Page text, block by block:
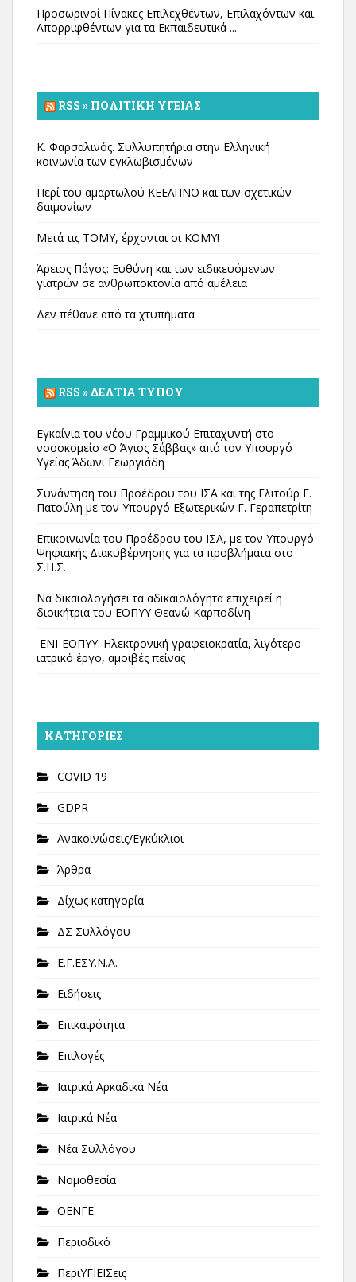
Προσωρινοί Πίνακες Επιλεχθέντων, Επιλαχόντων και
Απορριφθέντων για τα Εκπαιδευτικά ...
RSS » ΠΟΛΙΤΙΚΉ ΥΓΕΊΑΣ
Κ. Φαρσαλινός. Συλλυπητήρια στην Ελληνική
κοινωνία των εγκλωβισμένων
Περί του αμαρτωλού ΚΕΕΛΠΝΟ και των σχετικών
δαιμονίων
Μετά τις ΤΟΜΥ, έρχονται οι ΚΟΜΥ!
Άρειος Πάγος: Ευθύνη και των ειδικευόμενων
γιατρών σε ανθρωποκτονία από αμέλεια
Δεν πέθανε από τα χτυπήματα
RSS » ΔΕΛΤΊΑ ΤΎΠΟΥ
Εγκαίνια του νέου Γραμμικού Επιταχυντή στο
νοσοκομείο «Ο Άγιος Σάββας» από τον Υπουργό
Υγείας Άδωνι Γεωργιάδη
Συνάντηση του Προέδρου του ΙΣΑ και της Ελιτούρ Γ.
Πατούλη με τον Υπουργό Εξωτερικών Γ. Γεραπετρίτη
Επικοινωνία του Προέδρου του ΙΣΑ, με τον Υπουργό
Ψηφιακής Διακυβέρνησης για τα προβλήματα στο
Σ.Η.Σ.
Να δικαιολογήσει τα αδικαιολόγητα επιχειρεί η
διοικήτρια του ΕΟΠΥΥ Θεανώ Καρποδίνη
ΕΝΙ-ΕΟΠΥΥ: Ηλεκτρονική γραφειοκρατία, λιγότερο
ιατρικό έργο, αμοιβές πείνας
KΑΤΗΓΟΡΊΕΣ
COVID 19
GDPR
Ανακοινώσεις/Εγκύκλιοι
Άρθρα
Δίχως κατηγορία
ΔΣ Συλλόγου
Ε.Γ.ΕΣΥ.Ν.Α.
Ειδήσεις
Επικαιρότητα
Επιλογές
Ιατρικά Αρκαδικά Νέα
Ιατρικά Νέα
Νέα Συλλόγου
Νομοθεσία
ΟΕΝΓΕ
Περιοδικό
ΠεριΥΓΙΕΙΣεις